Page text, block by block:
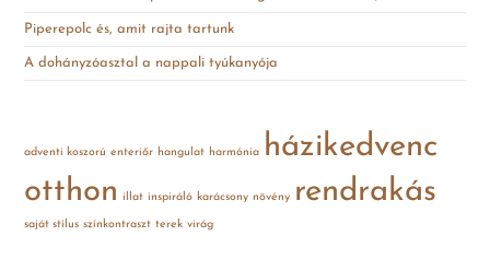
Piperepolc és, amit rajta tartunk
A dohányzóasztal a nappali tyúkanyója
adventi koszorú enteriőr hangulat harmónia
házikedvenc
otthon
illat inspiráló karácsony növény rendrakás
saját stílus színkontraszt terek virág